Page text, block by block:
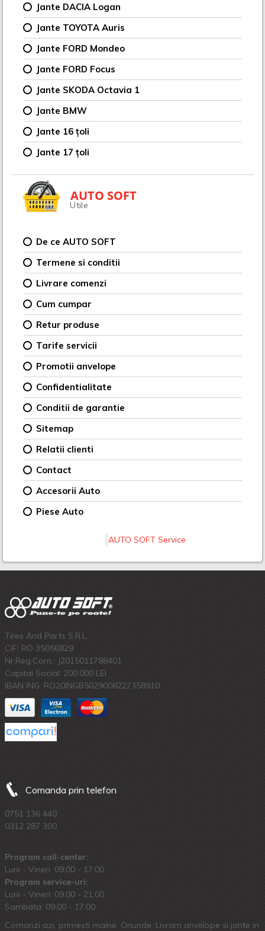
Jante DACIA Logan
Jante TOYOTA Auris
Jante FORD Mondeo
Jante FORD Focus
Jante SKODA Octavia 1
Jante BMW
Jante 16 țoli
Jante 17 țoli
AUTO SOFT
Utile
De ce AUTO SOFT
Termene si conditii
Livrare comenzi
Cum cumpar
Retur produse
Tarife servicii
Promotii anvelope
Confidentialitate
Conditii de garantie
Sitemap
Relatii clienti
Contact
Accesorii Auto
Piese Auto
AUTO SOFT Service
Tires And Parts S.R.L.
CIF: RO 35056829
Nr.Reg.Com.: J2015011788401
Capital Social: 200.000 LEI
IBAN ING: RO20INGB5029008227358910
Comanda prin telefon
0751 136 440
0312 287 300
Program call-center:
Luni - Vineri: 09:00 - 17:00
Program service-uri:
Luni - Vineri: 09.00 - 21:00
Sambata: 09:00 - 17:00
Comanzi azi, primesti maine. Oriunde. Livram anvelope si jante in